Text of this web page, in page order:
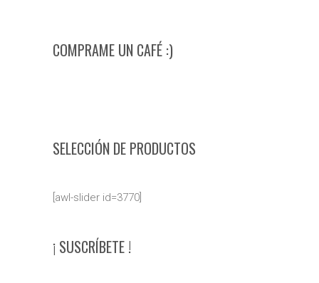
COMPRAME UN CAFÉ :)
SELECCIÓN DE PRODUCTOS
[awl-slider id=3770]
¡ SUSCRÍBETE !